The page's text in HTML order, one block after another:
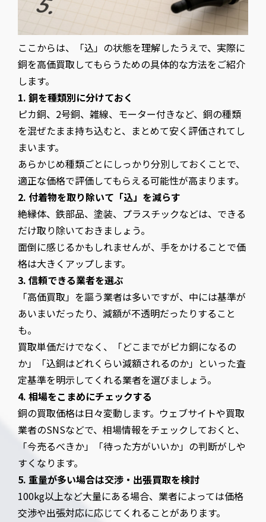
ここからは、「込」の状態を理解したうえで、実際に
銅を高価買取してもらうための具体的な方法をご紹介
します。
1. 銅を種類別に分けておく
ピカ銅、2号銅、雑線、モーター付きなど、銅の種類
を混ぜたまま持ち込むと、まとめて安く評価されてし
まいます。
あらかじめ種類ごとにしっかり分別しておくことで、
適正な価格で評価してもらえる可能性が高まります。
2. 付着物を取り除いて「込」を減らす
絶縁体、鉄部品、塗装、プラスチックなどは、できる
だけ取り除いておきましょう。
面倒に感じるかもしれませんが、手をかけることで価
格は大きくアップします。
3. 信頼できる業者を選ぶ
「高価買取」を謳う業者は多いですが、中には基準が
あいまいだったり、減額が不透明だったりすること
も。
買取単価だけでなく、「どこまでがピカ銅になるの
か」「込銅はどれくらい減額されるのか」といった査
定基準を明示してくれる業者を選びましょう。
4. 相場をこまめにチェックする
銅の買取価格は日々変動します。ウェブサイトや買取
業者のSNSなどで、相場情報をチェックしておくと、
「今売るべきか」「待った方がいいか」の判断がしや
すくなります。
5. 重量が多い場合は交渉・出張買取を検討
100kg以上など大量にある場合、業者によっては価格
交渉や出張対応に応じてくれることがあります。